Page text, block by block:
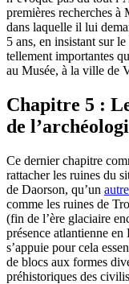
premières recherches
dans laquelle il lui
5 ans, en insistant sur
tellement importantes
au Musée, à la ville de
Chapitre 5 :
de
Ce dernier chapitre
rattacher les ruines du
de Daorson, qu’un
comme les ruines de
(fin de l’ère glaciaire
présence atlantienne
s’appuie pour cela
de blocs aux formes
préhistoriques des